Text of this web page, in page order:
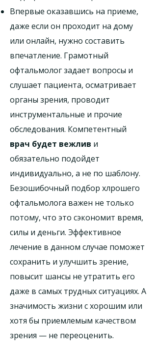
Впервые оказавшись на приеме,
даже если он проходит на дому
или онлайн, нужно составить
впечатление. Грамотный
офтальмолог задает вопросы и
слушает пациента, осматривает
органы зрения, проводит
инструментальные и прочие
обследования. Компетентный
врач будет вежлив и
обязательно подойдет
индивидуально, а не по шаблону.
Безошибочный подбор хлрошего
офтальмолога важен не только
потому, что это сэкономит время,
силы и деньги. Эффективное
лечение в данном случае поможет
сохранить и улучшить зрение,
повысит шансы не утратить его
даже в самых трудных ситуациях. А
значимость жизни с хорошим или
хотя бы приемлемым качеством
зрения — не переоценить.